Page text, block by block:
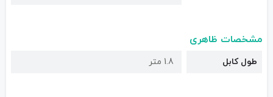
مشخصات ظاهری
طول کابل 1.8 متر